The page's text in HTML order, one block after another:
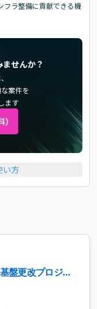
フラ整備に貢献できる機
せんか？
案件を
ます
い方
盤更改プロジェ